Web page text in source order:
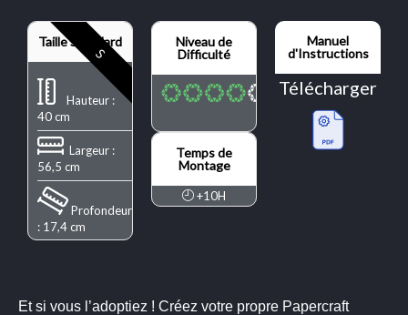
Taille Standard
Hauteur :
40 cm
Largeur :
56,5 cm
Profondeur
: 17,4 cm
S
Niveau de
Difficulté
Temps de
Montage
+10H
Manuel
d'Instructions
Télécharger
Et si vous l’adoptiez ! Créez votre propre Papercraft